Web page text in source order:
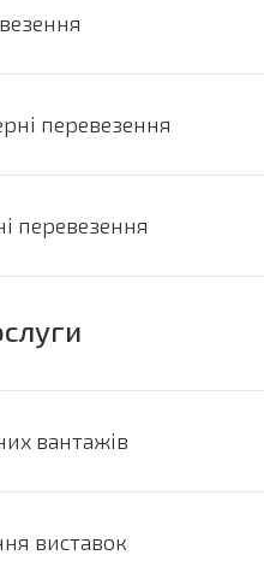
перевезення
перевезення
вантажів
виставок